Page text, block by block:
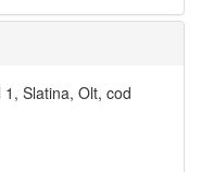
Slatina, Olt, cod